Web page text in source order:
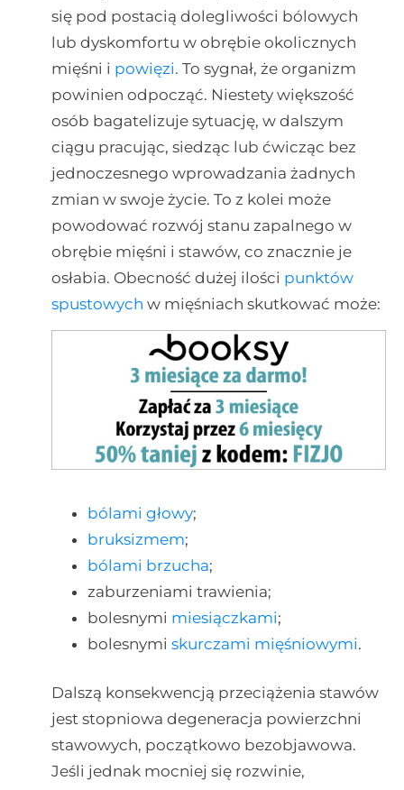
się pod postacią dolegliwości bólowych
lub dyskomfortu w obrębie okolicznych
mięśni i powięzi. To sygnał, że organizm
powinien odpocząć. Niestety większość
osób bagatelizuje sytuację, w dalszym
ciągu pracując, siedząc lub ćwicząc bez
jednoczesnego wprowadzania żadnych
zmian w swoje życie. To z kolei może
powodować rozwój stanu zapalnego w
obrębie mięśni i stawów, co znacznie je
osłabia. Obecność dużej ilości punktów
spustowych w mięśniach skutkować może:
bólami głowy;
bruksizmem;
bólami brzucha;
zaburzeniami trawienia;
bolesnymi miesiączkami;
bolesnymi skurczami mięśniowymi.
Dalszą konsekwencją przeciążenia stawów
jest stopniowa degeneracja powierzchni
stawowych, początkowo bezobjawowa.
Jeśli jednak mocniej się rozwinie,